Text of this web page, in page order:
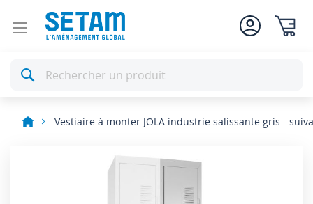
Rechercher
Vestiaire à monter JOLA industrie salissante gris -